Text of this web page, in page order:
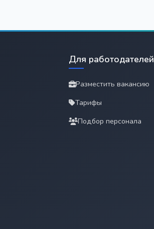
Для работодателей
Разместить вакансию
Тарифы
Подбор персонала